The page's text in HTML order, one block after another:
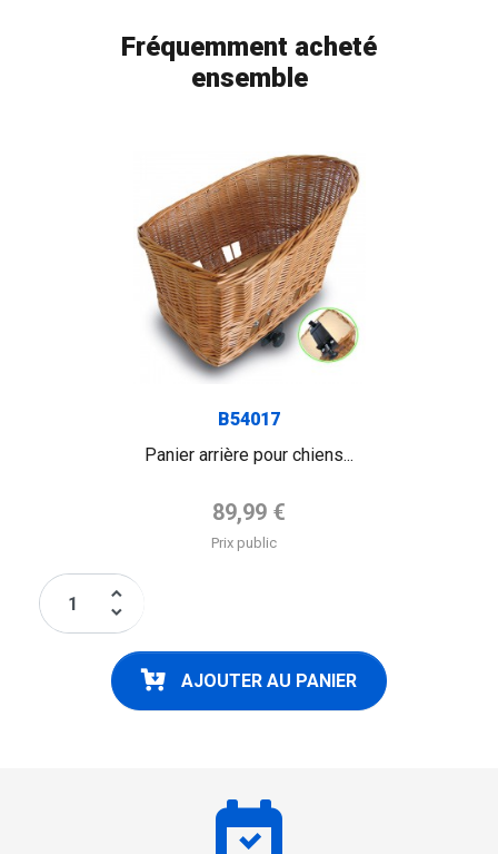
Fréquemment acheté
ensemble
B54017
Panier arrière pour chiens...
Prix de base
89,99 €
Prix public
keyboard_arrow_up
keyboard_arrow_down
AJOUTER AU PANIER